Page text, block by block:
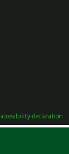
accesibility-declaration